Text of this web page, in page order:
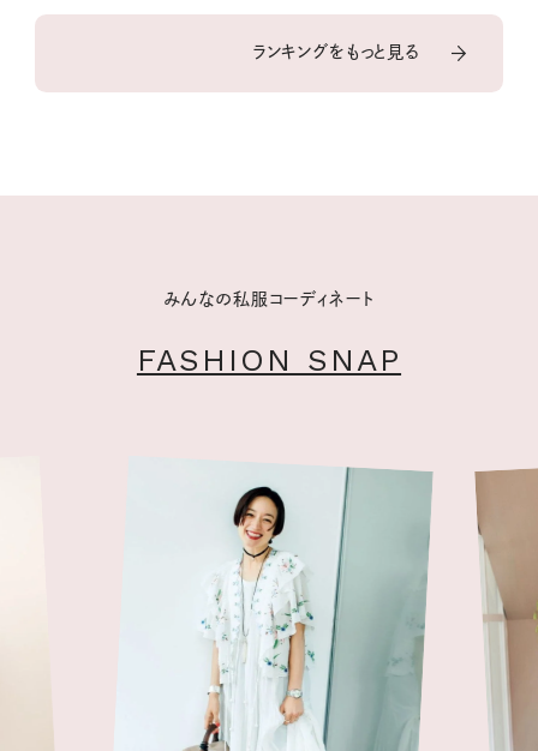
ランキングをもっと見る
みんなの私服コーディネート
FASHION SNAP